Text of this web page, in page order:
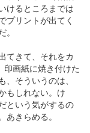
けるところまでは
プリントが出てく
てきて、それをカ
画紙に焼き付けた
そういうのは、
もしれない。け
という気がするの
きらめる。